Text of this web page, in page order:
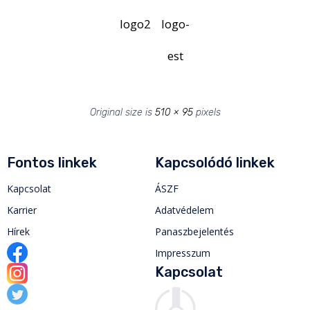
logo2
logo-
est
Original size is 510 × 95pixels
Fontos linkek
Kapcsolat
Karrier
Hírek
Kapcsolódó linkek
ÁSZF
Adatvédelem
Panaszbejelentés
Impresszum
Kapcsolat